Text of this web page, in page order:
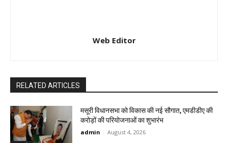
Web Editor
RELATED ARTICLES
मसूरी विधानसभा को विकास की नई सौगात, एमडीडीए की
करोड़ों की परियोजनाओं का शुभारंभ
admin - August 4, 2026